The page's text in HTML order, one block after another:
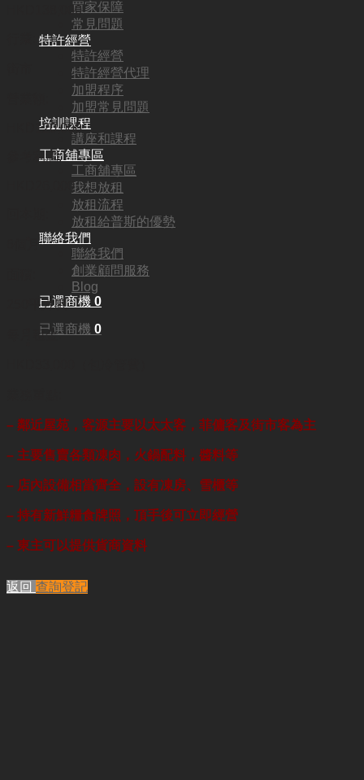
買家保障
常見問題
特許經營
特許經營
特許經營代理
加盟程序
加盟常見問題
培訓課程
講座和課程
工商舖專區
工商舖專區
我想放租
放租流程
放租給普斯的優勢
聯絡我們
聯絡我們
創業顧問服務
Blog
已選商機 0
已選商機 0
138,000
HKD120,000
參考利潤:
HKD26,000
6個月
250平方呎
每月租金:
– 鄰近屋苑，客源主要以太太客，菲傭客及街市客為主
– 主要售賣各類凍肉，火鍋配料，醬料等
– 店內設備相當齊全，設有凍房、雪櫃等
– 持有新鮮糧食牌照，頂手後可立即經營
– 東主可以提供貨商資料
返回 查詢登記